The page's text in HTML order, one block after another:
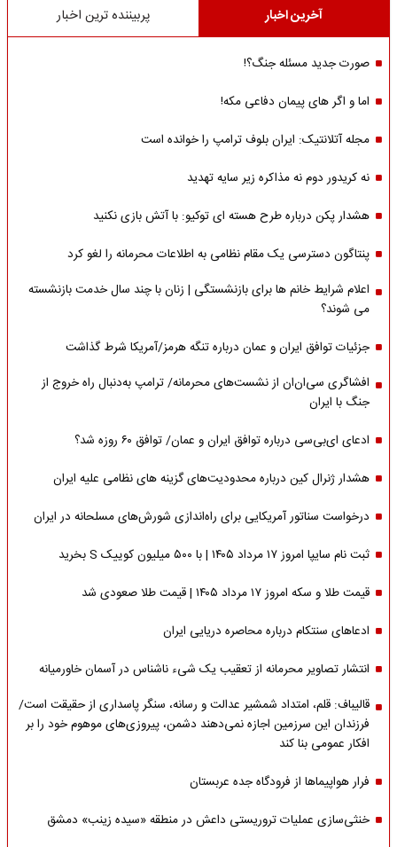
آخرین اخبار پربیننده ترین اخبار
صورت جدید مسئله جنگ؟!
اما و اگر های پیمان دفاعی مکه!
مجله آتلانتیک: ایران بلوف ترامپ را خوانده است
نه کریدور دوم نه مذاکره زیر سایه تهدید
هشدار پکن درباره طرح هسته ای توکیو: با آتش بازی نکنید
پنتاگون دسترسی یک مقام نظامی به اطلاعات محرمانه را لغو کرد
اعلام شرایط خانم ها برای بازنشستگی | زنان با چند سال خدمت بازنشسته
می شوند؟
جزئیات توافق ایران و عمان درباره تنگه هرمز/آمریکا شرط گذاشت
افشاگری سی‌ان‌ان از نشست‌های محرمانه/ ترامپ به‌دنبال راه خروج از
جنگ با ایران
ادعای ای‌بی‌سی درباره توافق ایران و عمان/ توافق ۶۰ روزه شد؟
هشدار ژنرال کین درباره محدودیت‌های گزینه های نظامی علیه ایران
درخواست سناتور آمریکایی برای راه‌اندازی شورش‌های مسلحانه در ایران
ثبت نام سایپا امروز ۱۷ مرداد ۱۴۰۵ | با ۵۰۰ میلیون کوییک S بخرید
قیمت طلا و سکه امروز ۱۷ مرداد ۱۴۰۵ | قیمت طلا صعودی شد
ادعاهای سنتکام درباره محاصره دریایی ایران
انتشار تصاویر محرمانه از تعقیب یک شیء ناشناس در آسمان خاورمیانه
قالیباف: قلم، امتداد شمشیر عدالت و رسانه، سنگر پاسداری از حقیقت است/
فرزندان این سرزمین اجازه نمی‌دهند دشمن، پیروزی‌های موهوم خود را بر
افکار عمومی بنا کند
فرار هواپیماها از فرودگاه جده عربستان
خنثی‌سازی عملیات تروریستی داعش در منطقه «سیده زینب» دمشق